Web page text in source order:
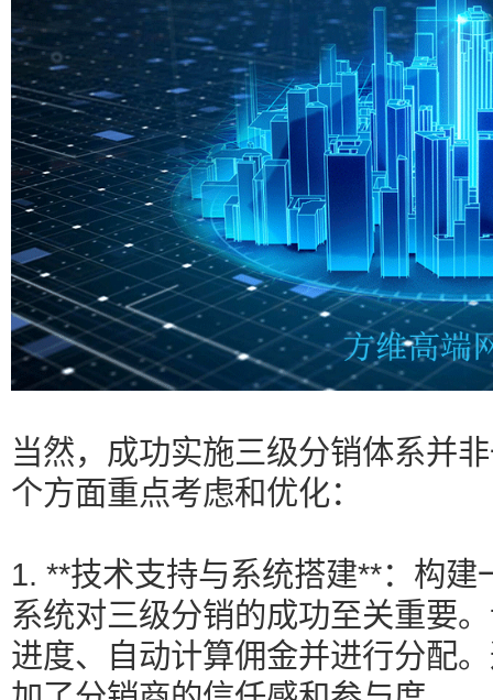
当然，成功实施三级分销体系并
个方面重点考虑和优化：
1. **技术支持与系统搭建**：构
系统对三级分销的成功至关重要
进度、自动计算佣金并进行分配